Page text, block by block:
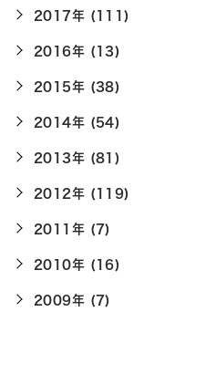
2017年 (111)
2016年 (13)
2015年 (38)
2014年 (54)
2013年 (81)
2012年 (119)
2011年 (7)
2010年 (16)
2009年 (7)